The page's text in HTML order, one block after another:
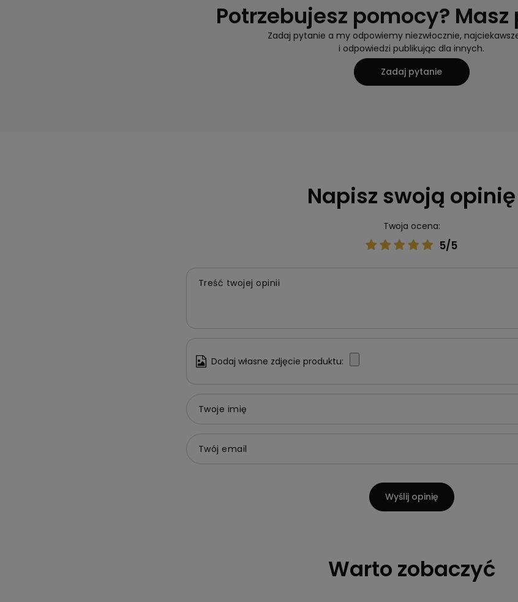
Potrzebujesz pomocy?
Zadaj pytanie a my odpowiemy niezwłocznie,
i odpowiedzi publikując dla innych.
Zadaj pytanie
Napisz swoją opinię
Twoja ocena:
5/5
Treść twojej opinii
Dodaj własne zdjęcie produktu:
Twoje imię
Twój email
Wyślij opinię
Warto zobaczyć